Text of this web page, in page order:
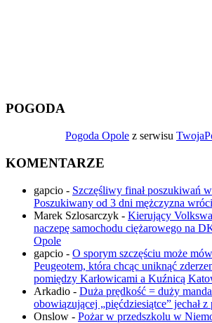
POGODA
Pogoda Opole z serwisu
KOMENTARZE
gapcio - Szczęśliwy finał poszukiwań
Poszukiwany od 3 dni mężczyzna
Marek Szlosarczyk - Kierujący
naczepę samochodu ciężarowego na
Opole
gapcio - O sporym szczęściu może
Peugeotem, która chcąc uniknąć
pomiędzy Karłowicami a Kuźnicą
Arkadio - Duża prędkość = duży
obowiązującej „pięćdziesiątce” jechał
Onslow - Pożar w przedszkolu w